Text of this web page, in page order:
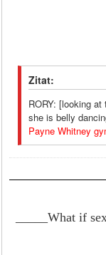
Zitat:
RORY: [looking
she is belly
Payne Whitney
_____What if